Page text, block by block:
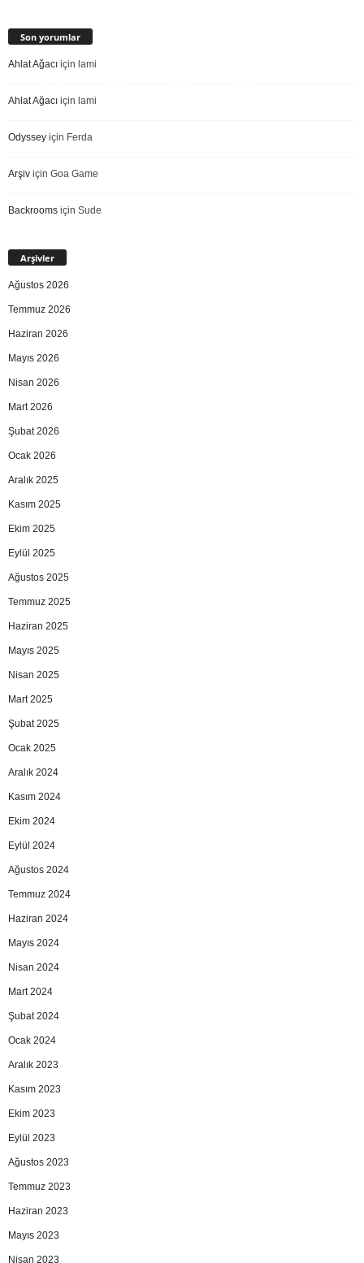
Son yorumlar
Ahlat Ağacı için lami
Ahlat Ağacı için lami
Odyssey için Ferda
Arşiv için Goa Game
Backrooms için Sude
Arşivler
Ağustos 2026
Temmuz 2026
Haziran 2026
Mayıs 2026
Nisan 2026
Mart 2026
Şubat 2026
Ocak 2026
Aralık 2025
Kasım 2025
Ekim 2025
Eylül 2025
Ağustos 2025
Temmuz 2025
Haziran 2025
Mayıs 2025
Nisan 2025
Mart 2025
Şubat 2025
Ocak 2025
Aralık 2024
Kasım 2024
Ekim 2024
Eylül 2024
Ağustos 2024
Temmuz 2024
Haziran 2024
Mayıs 2024
Nisan 2024
Mart 2024
Şubat 2024
Ocak 2024
Aralık 2023
Kasım 2023
Ekim 2023
Eylül 2023
Ağustos 2023
Temmuz 2023
Haziran 2023
Mayıs 2023
Nisan 2023